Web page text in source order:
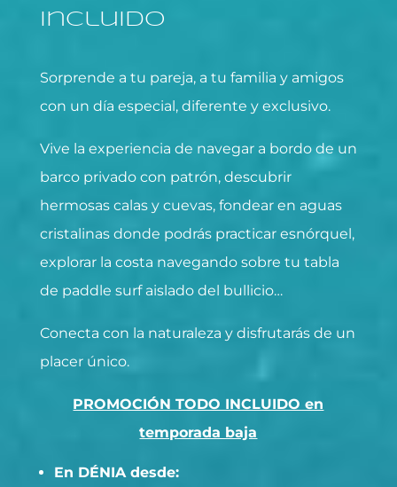
Incluido
Sorprende a tu pareja, a tu familia y amigos
con un día especial, diferente y exclusivo.
Vive la experiencia de navegar a bordo de un
barco privado con patrón, descubrir
hermosas calas y cuevas, fondear en aguas
cristalinas donde podrás practicar esnórquel,
explorar la costa navegando sobre tu tabla
de paddle surf aislado del bullicio…
Conecta con la naturaleza y disfrutarás de un
placer único.
PROMOCIÓN TODO INCLUIDO en
temporada baja
En DÉNIA desde: